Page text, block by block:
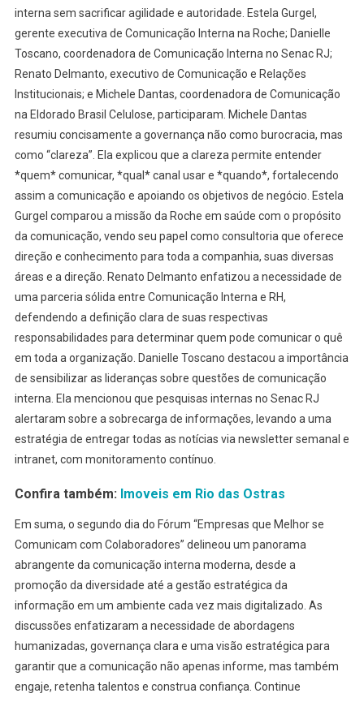
interna sem sacrificar agilidade e autoridade. Estela Gurgel,
gerente executiva de Comunicação Interna na Roche; Danielle
Toscano, coordenadora de Comunicação Interna no Senac RJ;
Renato Delmanto, executivo de Comunicação e Relações
Institucionais; e Michele Dantas, coordenadora de Comunicação
na Eldorado Brasil Celulose, participaram. Michele Dantas
resumiu concisamente a governança não como burocracia, mas
como “clareza”. Ela explicou que a clareza permite entender
*quem* comunicar, *qual* canal usar e *quando*, fortalecendo
assim a comunicação e apoiando os objetivos de negócio. Estela
Gurgel comparou a missão da Roche em saúde com o propósito
da comunicação, vendo seu papel como consultoria que oferece
direção e conhecimento para toda a companhia, suas diversas
áreas e a direção. Renato Delmanto enfatizou a necessidade de
uma parceria sólida entre Comunicação Interna e RH,
defendendo a definição clara de suas respectivas
responsabilidades para determinar quem pode comunicar o quê
em toda a organização. Danielle Toscano destacou a importância
de sensibilizar as lideranças sobre questões de comunicação
interna. Ela mencionou que pesquisas internas no Senac RJ
alertaram sobre a sobrecarga de informações, levando a uma
estratégia de entregar todas as notícias via newsletter semanal e
intranet, com monitoramento contínuo.
Confira também: Imoveis em Rio das Ostras
Em suma, o segundo dia do Fórum “Empresas que Melhor se
Comunicam com Colaboradores” delineou um panorama
abrangente da comunicação interna moderna, desde a
promoção da diversidade até a gestão estratégica da
informação em um ambiente cada vez mais digitalizado. As
discussões enfatizaram a necessidade de abordagens
humanizadas, governança clara e uma visão estratégica para
garantir que a comunicação não apenas informe, mas também
engaje, retenha talentos e construa confiança. Continue